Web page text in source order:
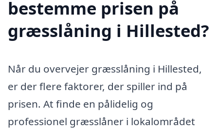
bestemme prisen på
græsslåning i Hillested?
Når du overvejer græsslåning i Hillested,
er der flere faktorer, der spiller ind på
prisen. At finde en pålidelig og
professionel græsslåner i lokalområdet